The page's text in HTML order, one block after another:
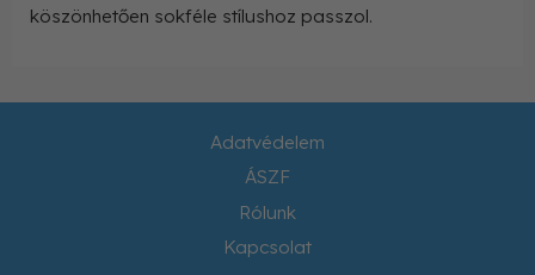
köszönhetően sokféle stílushoz passzol.
Adatvédelem
ÁSZF
Rólunk
Kapcsolat